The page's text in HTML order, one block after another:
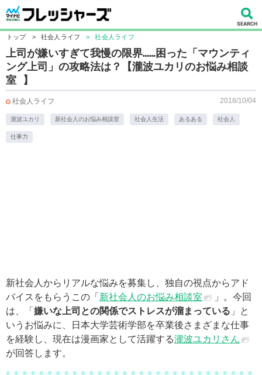
トップ > 社会人ライフ > 社会人ライフ
上司が嫌いすぎて我慢の限界……困った「マウンティ
ング上司」の攻略法は？【瀧波ユカリのお悩み相談
室 】
社会人ライフ 2018/10/04
瀧波ユカリ 新社会人のお悩み相談室 社会人生活 あるある 社会人
仕事力
新社会人からリアルな悩みを募集し、独自の視点からアド
バイスをもらうこの「 新社会人のお悩み相談室
」。今回
は、「 嫌いな上司との関係でストレスが溜まっている 」と
いうお悩みに、日本大学芸術学部を卒業後さまざまな仕事
を経験し、現在は漫画家として活躍する瀧波ユカリさん
が回答します。